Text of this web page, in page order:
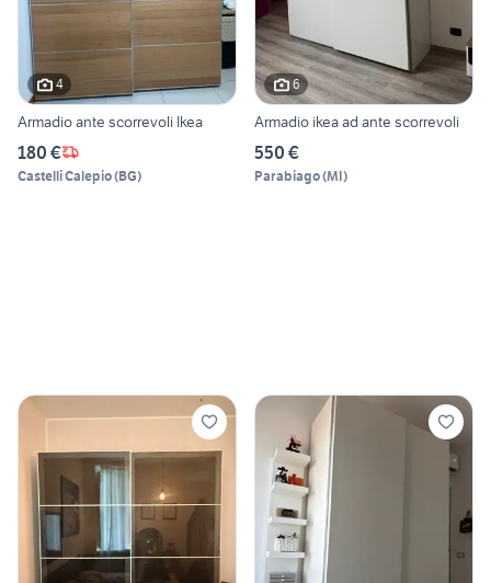
4
Armadio ante scorrevoli Ikea
180 €
Castelli Calepio(BG)
6
Armadio ikea ad ante scorrevoli
550 €
Parabiago(MI)